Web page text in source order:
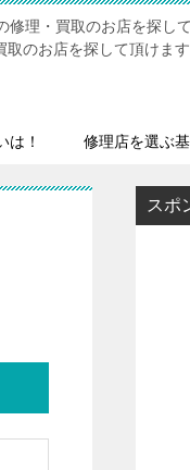
修理・買取のお店を探し
のお店を探して頂けます
は！ 修理店を選ぶ
スポ